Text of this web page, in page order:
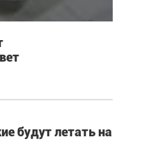
будут летать на